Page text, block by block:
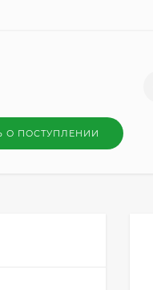
О ПОСТУПЛЕНИИ